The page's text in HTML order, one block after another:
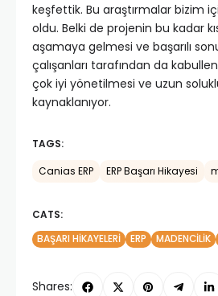
keşfettik. Bu araştırmalar bizim
oldu. Belki de projenin bu kadar
aşamaya gelmesi ve başarılı
çalışanları tarafından da
çok iyi yönetilmesi ve uzun
kaynaklanıyor.
TAGS:
Canias ERP ERP Başarı Hikayesi
CATS:
BAŞARI HIKAYELERI
ERP MADENCILIK
Shares: